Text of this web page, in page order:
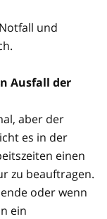
und
Ausfall der
aber der
es in der
einen
zu beauftragen.
oder wenn
ein